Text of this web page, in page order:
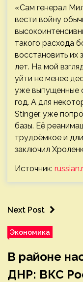
«Сам генерал
вести войну
такого расхода
восстановить их
лет. На мой
уйти не менее
уже выпущенные
год. А для
Stinger, уже
базы. Её
трудоёмкое и
заключил
Источник:
Next Post
Экономика
В районе
ДНР: ВКС